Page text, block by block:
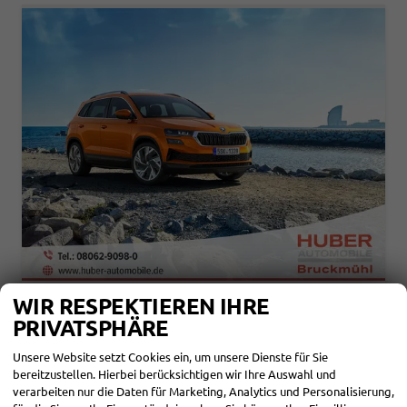
SKODA KAROQ
Fahrzeugnr. 111213 Getriebe Schalt. 6-Gang
Kraftstoff Benzin Leistung 110 kW (150 PS)
WIR RESPEKTIEREN IHRE
PRIVATSPHÄRE
Unsere Website setzt Cookies ein, um unsere Dienste für Sie
bereitzustellen. Hierbei berücksichtigen wir Ihre Auswahl und
verarbeiten nur die Daten für Marketing, Analytics und Personalisierung,